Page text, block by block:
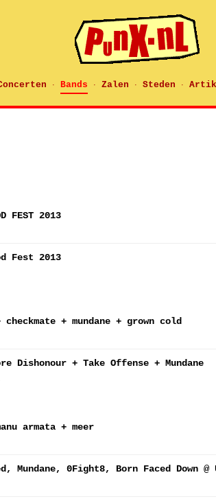
· Bands · Zalen · Steden ·
FEST 2013
Fest 2013
+ mundane + grown cold
Dishonour + Take Offense + Mundane
armata + meer
Mundane, 0Fight8, Born Faced Down